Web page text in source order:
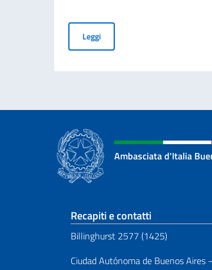
LeggiIncontro dell’Ambasciatore
Ambasciata d'Italia
Sezione footer
Recapiti e contatti
Billinghurst 2577 (1425)
Ciudad Autónoma de Buenos Aires